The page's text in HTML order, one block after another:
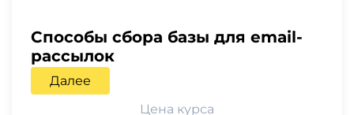
Способы сбора базы для email-
рассылок
Далее
Цена курса